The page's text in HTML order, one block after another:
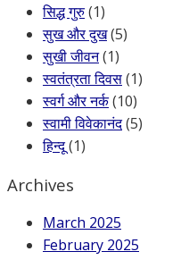
सिद्ध गुरु(1)
सुख और दुख(5)
सुखी जीवन(1)
स्वतंत्रता दिवस(1)
स्वर्ग और नर्क(10)
स्वामी विवेकानंद(5)
हिन्दू(1)
Archives
March 2025
February 2025